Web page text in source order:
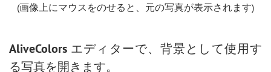
(画像上にマウスをのせると、元の写真が表示されます)
AliveColors エディターで、背景として使用す
る写真を開きます。